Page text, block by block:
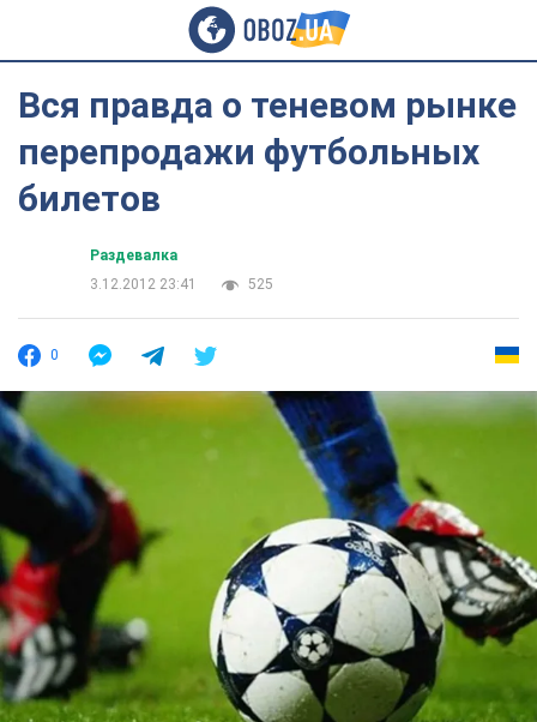
Вся правда о теневом рынке
перепродажи футбольных
билетов
Раздевалка
3.12.2012 23:41
525
0